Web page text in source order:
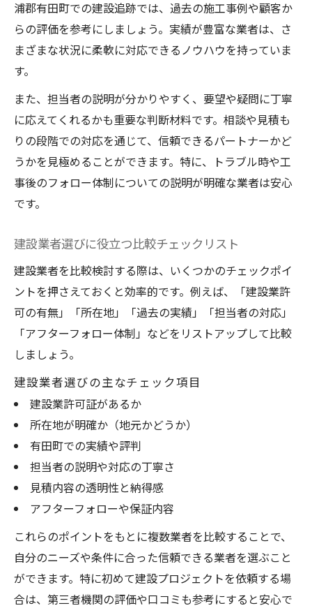
浦郡有田町での建設追跡では、過去の施工事例や顧客か
らの評価を参考にしましょう。実績が豊富な業者は、さ
まざまな状況に柔軟に対応できるノウハウを持っていま
す。
また、担当者の説明が分かりやすく、要望や疑問に丁寧
に応えてくれるかも重要な判断材料です。相談や見積も
りの段階での対応を通じて、信頼できるパートナーかど
うかを見極めることができます。特に、トラブル時や工
事後のフォロー体制についての説明が明確な業者は安心
です。
建設業者選びに役立つ比較チェックリスト
建設業者を比較検討する際は、いくつかのチェックポイ
ントを押さえておくと効率的です。例えば、「建設業許
可の有無」「所在地」「過去の実績」「担当者の対応」
「アフターフォロー体制」などをリストアップして比較
しましょう。
建設業者選びの主なチェック項目
建設業許可証があるか
所在地が明確か（地元かどうか）
有田町での実績や評判
担当者の説明や対応の丁寧さ
見積内容の透明性と納得感
アフターフォローや保証内容
これらのポイントをもとに複数業者を比較することで、
自分のニーズや条件に合った信頼できる業者を選ぶこと
ができます。特に初めて建設プロジェクトを依頼する場
合は、第三者機関の評価や口コミも参考にすると安心で